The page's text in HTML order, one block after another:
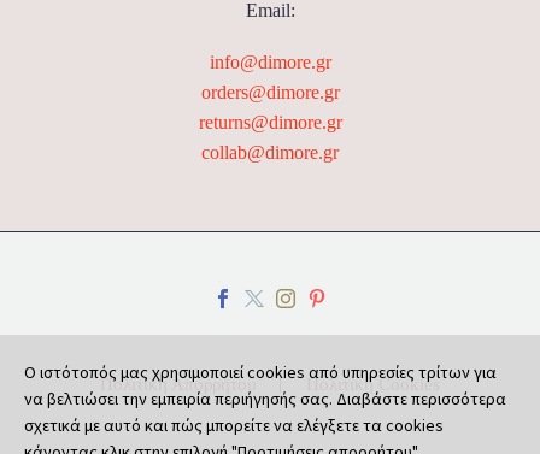
Email:
info@dimore.gr
orders@dimore.gr
returns@dimore.gr
collab@dimore.gr
Πολιτική Απορρήτου Πολιτική Cookies
Ο ιστότοπός μας χρησιμοποιεί cookies από υπηρεσίες τρίτων για
να βελτιώσει την εμπειρία περιήγησής σας. Διαβάστε περισσότερα
σχετικά με αυτό και πώς μπορείτε να ελέγξετε τα cookies